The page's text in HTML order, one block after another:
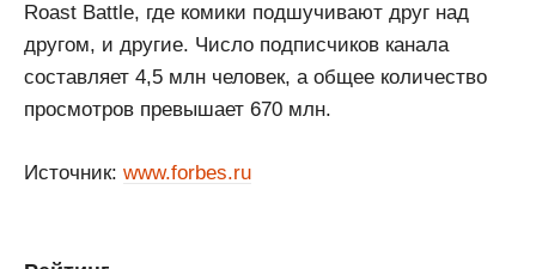
Roast Battle, где комики подшучивают друг над
другом, и другие. Число подписчиков канала
составляет 4,5 млн человек, а общее количество
просмотров превышает 670 млн.
Источник: www.forbes.ru